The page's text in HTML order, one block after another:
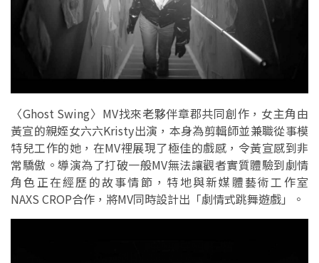
〈Ghost Swing〉MV找來老夥伴章郡共同創作，女主角由
黃宣的親姪女六六Kristy出演，本身為剪輯師並兼職從事模
特兒工作的她，在MV裡展現了極佳的戲感，令黃宣感到非
常驕傲。導演為了打破一般MV無法讓觀者實質體驗到劇情
角色正在經歷的故事情節，特地與新媒體藝術工作室
NAXS CROP合作，將MV同時設計出「劇情式跳舞遊戲」。